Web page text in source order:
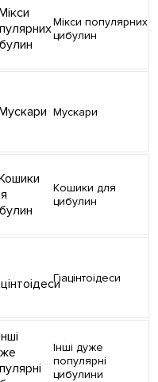
Мікси популярних
цибулин
Мускари
Кошики для
цибулин
Гіацінтоідеси
Інші дуже
популярні
цибулини